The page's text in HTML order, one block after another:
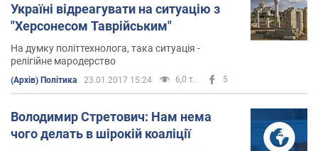
Україні відреагувати на ситуацію з
"Херсонесом Таврійським"
На думку політтехнолога, така ситуація -
релігійне мародерство
(Архів) Політика 23.01.2017 15:24 6,0 т. 5
Володимир Стретович: Нам нема
чого делать в шірокій коаліції